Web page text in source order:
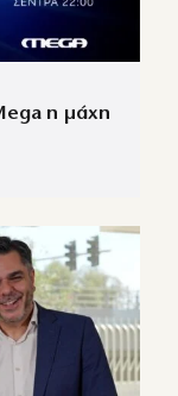
η μάχη